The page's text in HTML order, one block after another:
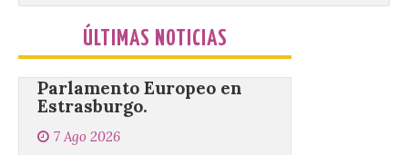
ÚLTIMAS NOTICIAS
desde la sede del
Parlamento Europeo en
7 Ago 2026